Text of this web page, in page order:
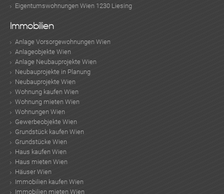
Eigentumswohnungen Wien 1230 Liesing
Immobilien
Anlage Vorsorgewohnungen Wien
Anlageobjekte Wien
Anlage Neubauprojekte Wien
Neubauprojekte in Planung
Neubauprojekte Wien
Wohnung kaufen Wien
Wohnung mieten Wien
Wohnungen Wien
Gewerbeobjekte Wien
Grundstück kaufen Wien
Grundstücke Wien
Haus kaufen Wien
Haus mieten Wien
Häuser Wien
Immobilien kaufen Wien
Immobilien mieten Wien